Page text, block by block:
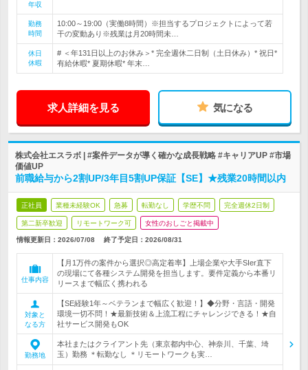
年収
勤務
時間
10:00～19:00（実働8時間）※担当するプロジェクトによって若
干の変動あり※残業は月20時間未…
休日
休暇
# ＜年131日以上のお休み＞* 完全週休二日制（土日休み）* 祝日*
有給休暇* 夏期休暇* 年末…
求人詳細を見る 気になる
株式会社エスラボ | #案件データが導く確かな成長戦略 #キャリアUP #市場
価値UP
前職給与から2割UP/3年目5割UP保証【SE】★残業20時間以内
正社員 業種未経験OK 急募 転勤なし 学歴不問 完全週休2日制
第二新卒歓迎 リモートワーク可 女性のおしごと掲載中
情報更新日：2026/07/08 終了予定日： 2026/08/31
仕事内容
【月1万件の案件から選択◎高定着率】上場企業や大手SIer直下
の現場にて各種システム開発を担当します。要件定義から本番リ
リースまで幅広く携われる
対象と
なる方
【SE経験1年～ベテランまで幅広く歓迎！】◆分野・言語・開発
環境一切不問！★最新技術＆上流工程にチャレンジできる！★自
社サービス開発もOK
勤務地
本社またはクライアント先（東京都内中心、神奈川、千葉、埼
玉）勤務 ＊転勤なし ＊リモートワークも実…